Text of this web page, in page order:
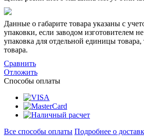
Данные о габарите товара указаны с
упаковки, если заводом изготовителем
упаковка для отдельной единицы товара,
товара.
Сравнить
Отложить
Способы оплаты
Все способы оплаты Подробнее о